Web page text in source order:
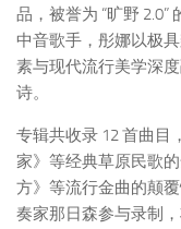
品，被誉为 “旷野
中音歌手，彤娜以极
素与现代流行美学深
诗。
专辑共收录 12 首曲目
家》等经典草原民歌
方》等流行金曲的颠
奏家那日森参与录制